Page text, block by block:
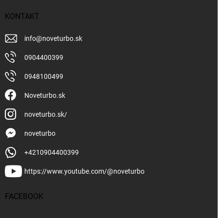
KONTAKT
info@noveturbo.sk
0904400399
0948100499
Noveturbo.sk
noveturbo.sk/
noveturbo
+4210904400399
https://www.youtube.com/@noveturbo
FACEBOOK